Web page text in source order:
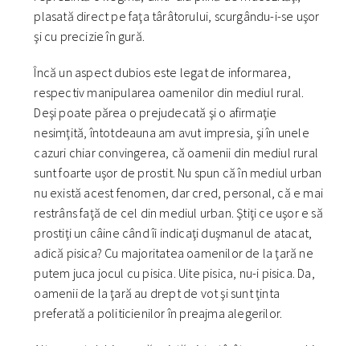
plasată direct pe faţa târâtorului, scurgându-i-se uşor
şi cu precizie în gură.
Încă un aspect dubios este legat de informarea,
respectiv manipularea oamenilor din mediul rural.
Deşi poate părea o prejudecată şi o afirmaţie
nesimţită, întotdeauna am avut impresia, şi în unele
cazuri chiar convingerea, că oamenii din mediul rural
sunt foarte uşor de prostit. Nu spun că în mediul urban
nu există acest fenomen, dar cred, personal, că e mai
restrâns faţă de cel din mediul urban. Ştiţi ce uşor e să
prostiţi un câine când îi indicaţi duşmanul de atacat,
adică pisica? Cu majoritatea oamenilor de la ţară ne
putem juca jocul cu pisica. Uite pisica, nu-i pisica. Da,
oamenii de la ţară au drept de vot şi sunt ţinta
preferată a politicienilor în preajma alegerilor.